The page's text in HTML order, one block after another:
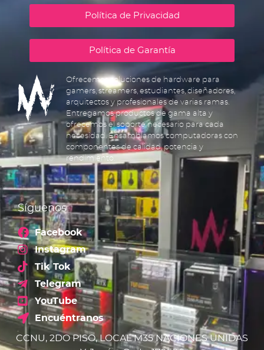
Política de Privacidad
Política de Garantía
Ofrecemos soluciones de hardware para
gamers, streamers, estudiantes, diseñadores,
arquitectos y profesionales de varias ramas.
Entregamos productos de gama alta y
ofrecemos el soporte necesario para cada
necesidad. Ensamblamos computadoras con
componentes de calidad, potencia y
rendimiento.
Síguenos
Facebook
Instagram
Tik Tok
Telegram
YouTube
Encuéntranos
CCNU, 2DO PISO, LOCAL M35 NACIONES UNIDAS